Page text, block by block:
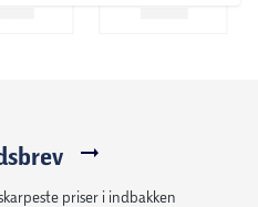
priser i indbakken